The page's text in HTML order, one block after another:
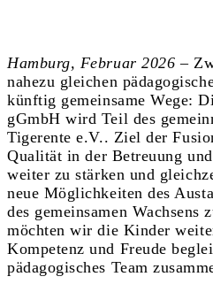
Hamburg, Februar 2026 –
nahezu gleichen
künftig gemeinsame Wege:
gGmbH wird Teil des
Tigerente e.V.. Ziel der
Qualität in der Betreuung
weiter zu stärken und
neue Möglichkeiten des
des gemeinsamen Wachsens
möchten wir die Kinder
Kompetenz und Freude
pädagogisches Team